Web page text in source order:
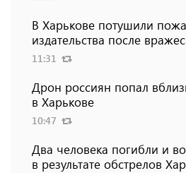
В Харькове потушили
издательства после
11:31
Дрон россиян попал
в Харькове
10:47
Два человека погибли и
в результате обстрелов